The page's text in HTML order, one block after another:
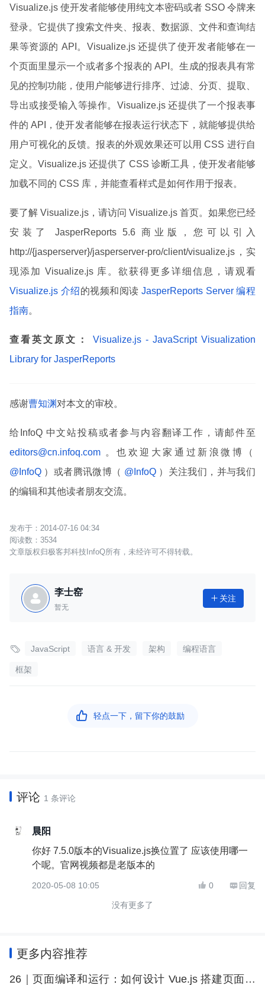
Visualize.js 使开发者能够使用纯文本密码或者 SSO 令牌来
登录。它提供了搜索文件夹、报表、数据源、文件和查询结
果等资源的 API。Visualize.js 还提供了使开发者能够在一
个页面里显示一个或者多个报表的 API。生成的报表具有常
见的控制功能，使用户能够进行排序、过滤、分页、提取、
导出或接受输入等操作。Visualize.js 还提供了一个报表事
件的 API，使开发者能够在报表运行状态下，就能够提供给
用户可视化的反馈。报表的外观效果还可以用 CSS 进行自
定义。Visualize.js 还提供了 CSS 诊断工具，使开发者能够
加载不同的 CSS 库，并能查看样式是如何作用于报表。
要了解 Visualize.js，请访问 Visualize.js 首页。如果您已经
安装了 JasperReports 5.6 商业版，您可以引入
http://{jasperserver}/jasperserver-pro/client/visualize.js，实
现添加 Visualize.js 库。欲获得更多详细信息，请观看
Visualize.js 介绍的视频和阅读 JasperReports Server 编程
指南。
查看英文原文：
Visualize.js - JavaScript Visualization
Library for JasperReports
感谢曹知渊 对本文的审校。
给InfoQ 中文站投稿或者参与内容翻译工作，请邮件至
editors@cn.infoq.com 。也欢迎大家通过新浪微博（
@InfoQ ）或者腾讯微博（ @InfoQ ）关注我们，并与我们
的编辑和其他读者朋友交流。
2014-07-16 04:34
3534
文章版权归极客邦科技InfoQ所有，未经许可不得转载。
李士窑
暂无
 关注
 JavaScript 语言 & 开发 架构 编程语言
框架
 轻点一下，留下你的鼓励
评论 1 条评论
晨阳
你好 7.5.0版本的Visualize.js换位置了 应该使用哪一
个呢。官网视频都是老版本的
2020-05-08 10:05  0  回复
没有更多了
更多内容推荐
26｜页面编译和运行：如何设计 Vue.js 搭建页面的